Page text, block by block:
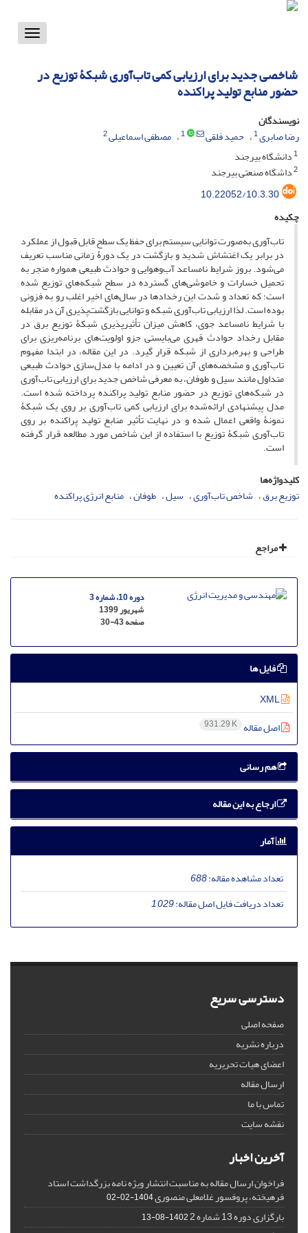
Toggle
شاخصی جدید برای ارزیابی کمی تاب‌آوری شبکۀ توزیع در
حضور منابع تولید پراکنده
نویسندگان
رضا صابری1 حمید فلقی 1 مصطفی اسماعیلی2
1دانشگاه بیرجند
2داشگاه صنعتی بیرجند
10.22052/10.3.30
چکیده
تاب‌آوری به‌صورت توانایی سیستم برای حفظ یک سطح قابل قبول از عملکرد
در برابر یک اغتشاش شدید و بازگشت در یک دورۀ زمانی مناسب تعریف
می‌شود. بروز شرایط نامساعد آب‌وهوایی و حوادث طبیعی همواره منجر به
تحمیل خسارات و خاموشی‌های گسترده در سطح شبکه‌های توزیع شده
است؛ که تعداد و شدت این رخدادها در سال‌های اخیر اغلب رو به فزونی
بوده است. لذا ارزیابی تاب‌آوری شبکه و توانایی بازگشت‌پذیری آن در مقابله
با شرایط نامساعد جوی، کاهش میزان تأثیرپذیری شبکۀ توزیع برق در
مقابل رخداد حوادث قهری می‌بایستی جزو اولویت‌های برنامه‌ریزی برای
طراحی و بهره‌برداری از شبکه قرار گیرد. در این مقاله، در ابتدا مفهوم
تاب‌آوری و مشخصه‌های آن تعیین و در ادامه با مدل‌سازی حوادث طبیعی
متداول مانند سیل و طوفان، به معرفی شاخص جدید برای ارزیابی تاب‌آوری
در شبکه‌های توزیع در حضور منابع تولید پراکنده پرداخته شده است.
مدل پیشنهادی ارائه‌شده برای ارزیابی کمی تاب‌آوری بر روی یک شبکۀ
نمونۀ واقعی اعمال شده و در نهایت تأثیر منابع تولید پراکنده بر روی
تاب‌آوری شبکۀ توزیع با استفاده از این شاخص مورد مطالعه قرار گرفته
است.
کلیدواژه‌ها
توزیع برق شاخص تاب‌آوری سیل طوفان منابع انرژی پراکنده
مراجع
دوره 10، شماره 3
شهریور 1399
صفحه30-43
فایل ها
اصل مقاله 931.29 K
هم رسانی
ارجاع به این مقاله
آمار
تعداد مشاهده مقاله:688
تعداد دریافت فایل اصل مقاله:1,029
دسترسی سریع
صفحه اصلی
درباره نشریه
اعضای هیات تحریریه
ارسال مقاله
تماس با ما
نقشه سایت
آخرین اخبار
فراخوان ارسال مقاله به مناسبت انتشار ویژه نامه بزرگداشت استاد
فرهیخته، پروفسور غلامعلی منصوری1404-02-02
بارگزاری دوره 13 شماره 2 1402-08-13